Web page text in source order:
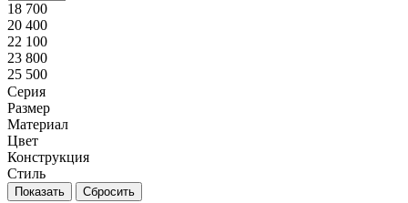
18 700
20 400
22 100
23 800
25 500
Серия
Размер
Материал
Цвет
Конструкция
Стиль
Сбросить